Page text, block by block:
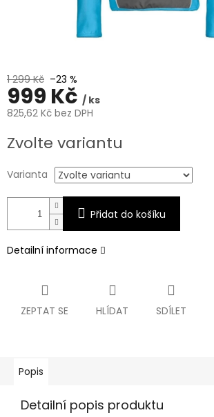
1 299 Kč –23 %
999 Kč / ks
825,62 Kč bez DPH
cena:
Zvolte variantu
Varianta
Přidat do košíku
Detailní informace
ZEPTAT SE HLÍDAT SDÍLET
Popis
Detailní popis produktu